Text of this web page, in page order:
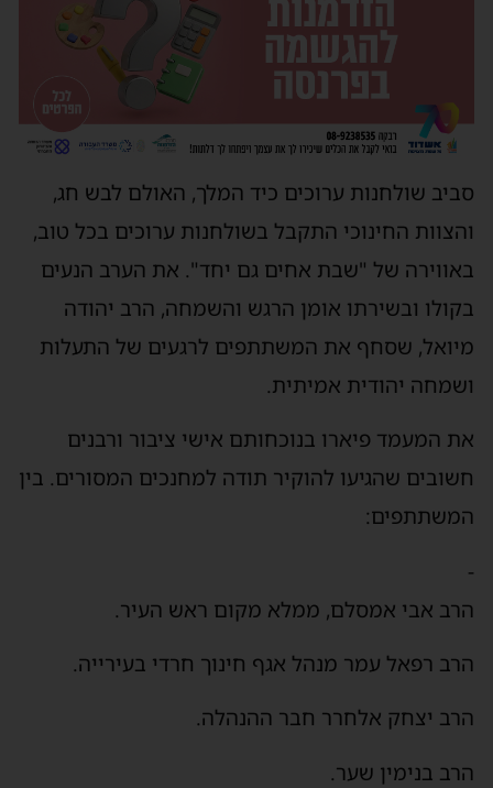
סביב שולחנות ערוכים כיד המלך, האולם לבש חג,
והצוות החינוכי התקבל בשולחנות ערוכים בכל טוב,
באווירה של "שבת אחים גם יחד". את הערב הנעים
בקולו ובשירתו אומן הרגש והשמחה, הרב יהודה
מיואל, שסחף את המשתתפים לרגעים של התעלות
ושמחה יהודית אמיתית.
את המעמד פיארו בנוכחותם אישי ציבור ורבנים
חשובים שהגיעו להוקיר תודה למחנכים המסורים. בין
המשתתפים:
-
הרב אבי אמסלם, ממלא מקום ראש העיר.
הרב רפאל עמר מנהל אגף חינוך חרדי בעירייה.
הרב יצחק אלחרר חבר ההנהלה.
הרב בנימין שער.